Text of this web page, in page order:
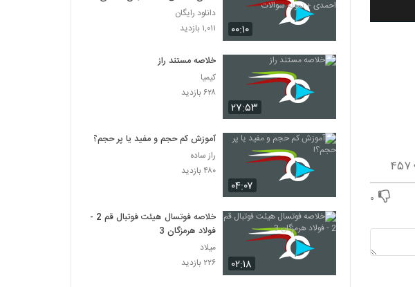
۴۵۷
۰
۰۰:۱۰
نمونه سوالات
دانلود رایگان
۱,۰۱۱ بازدید
۲۷:۵۳
خلاصه مستند راز
کیمیا
۶۲۸ بازدید
۰۴:۰۷
آموزش کم حجم و مفید یا پر حجم؟!
راز ساده
۴۸۰ بازدید
۰۲:۱۸
خلاصه فوتسال هیئت فوتبال قم 2 -
فولاد هرمزگان 3
میلاد
۲۲۶ بازدید